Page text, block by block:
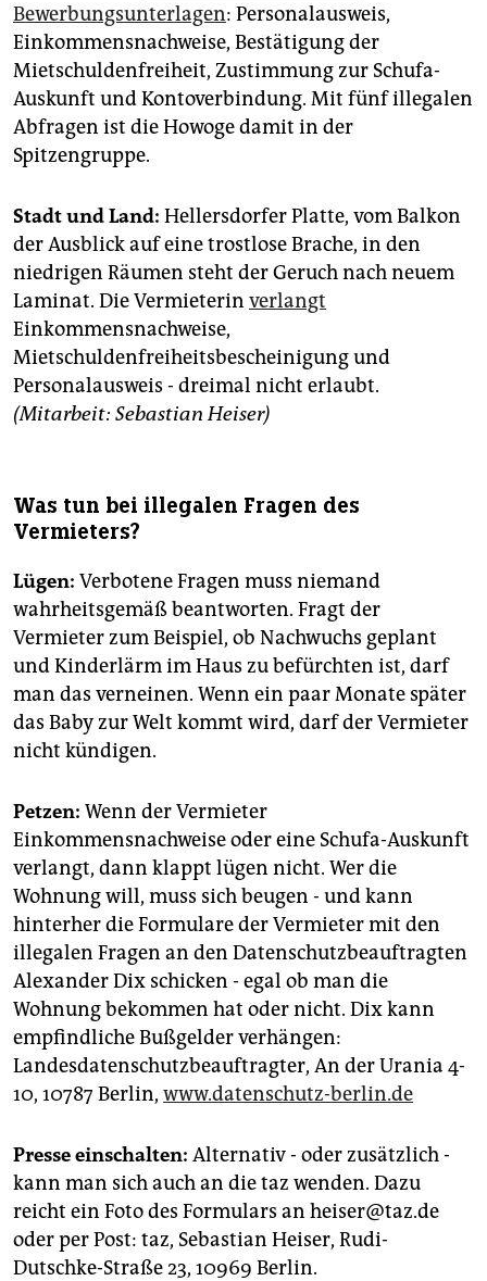
Bewerbungsunterlagen: Personalausweis,
Einkommensnachweise, Bestätigung der
Mietschuldenfreiheit, Zustimmung zur Schufa-
Auskunft und Kontoverbindung. Mit fünf illegalen
Abfragen ist die Howoge damit in der
Spitzengruppe.
Stadt und Land: Hellersdorfer Platte, vom Balkon
der Ausblick auf eine trostlose Brache, in den
niedrigen Räumen steht der Geruch nach neuem
Laminat. Die Vermieterin verlangt
Einkommensnachweise,
Mietschuldenfreiheitsbescheinigung und
Personalausweis - dreimal nicht erlaubt.
(Mitarbeit: Sebastian Heiser)
Was tun bei illegalen Fragen des
Vermieters?
Lügen: Verbotene Fragen muss niemand
wahrheitsgemäß beantworten. Fragt der
Vermieter zum Beispiel, ob Nachwuchs geplant
und Kinderlärm im Haus zu befürchten ist, darf
man das verneinen. Wenn ein paar Monate später
das Baby zur Welt kommt wird, darf der Vermieter
nicht kündigen.
Petzen: Wenn der Vermieter
Einkommensnachweise oder eine Schufa-Auskunft
verlangt, dann klappt lügen nicht. Wer die
Wohnung will, muss sich beugen - und kann
hinterher die Formulare der Vermieter mit den
illegalen Fragen an den Datenschutzbeauftragten
Alexander Dix schicken - egal ob man die
Wohnung bekommen hat oder nicht. Dix kann
empfindliche Bußgelder verhängen:
Landesdatenschutzbeauftragter, An der Urania 4-
10, 10787 Berlin, www.datenschutz-berlin.de
Presse einschalten: Alternativ - oder zusätzlich -
kann man sich auch an die taz wenden. Dazu
reicht ein Foto des Formulars an heiser@taz.de
oder per Post: taz, Sebastian Heiser, Rudi-
Dutschke-Straße 23, 10969 Berlin.